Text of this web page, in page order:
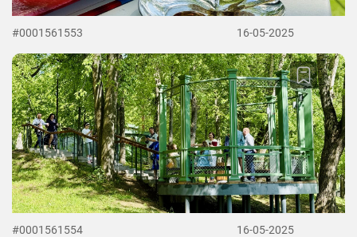
#0001561553 16-05-2025
#0001561554 16-05-2025